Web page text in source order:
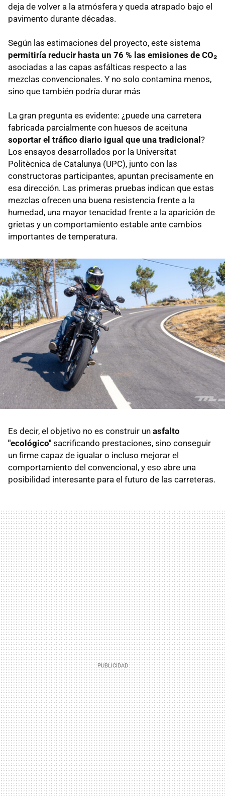
deja de volver a la atmósfera y queda atrapado bajo el
pavimento durante décadas.
Según las estimaciones del proyecto, este sistema
permitiría reducir hasta un 76 % las emisiones de CO₂
asociadas a las capas asfálticas respecto a las
mezclas convencionales. Y no solo contamina menos,
sino que también podría durar más
La gran pregunta es evidente: ¿puede una carretera
fabricada parcialmente con huesos de aceituna
soportar el tráfico diario igual que una tradicional?
Los ensayos desarrollados por la Universitat
Politècnica de Catalunya (UPC), junto con las
constructoras participantes, apuntan precisamente en
esa dirección. Las primeras pruebas indican que estas
mezclas ofrecen una buena resistencia frente a la
humedad, una mayor tenacidad frente a la aparición de
grietas y un comportamiento estable ante cambios
importantes de temperatura.
Es decir, el objetivo no es construir un asfalto
"ecológico" sacrificando prestaciones, sino conseguir
un firme capaz de igualar o incluso mejorar el
comportamiento del convencional, y eso abre una
posibilidad interesante para el futuro de las carreteras.